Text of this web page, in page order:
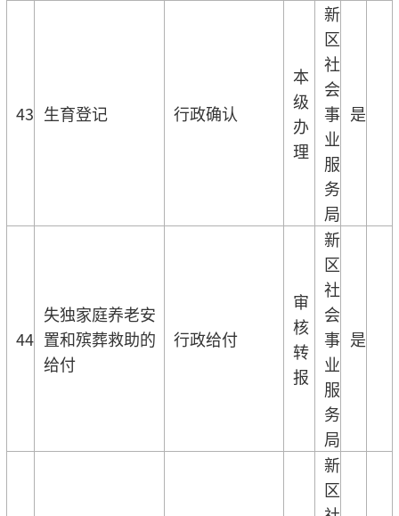
43 生育登记 行政确认
本
级
办
理
新
区
社
会
事
业
服
务
局
是
44
失独家庭养老安
置和殡葬救助的
给付
行政给付
审
核
转
报
新
区
社
会
事
业
服
务
局
是
新
区